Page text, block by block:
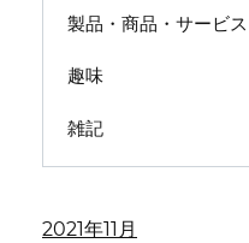
製品・商品・サービス
趣味
雑記
2021年11月